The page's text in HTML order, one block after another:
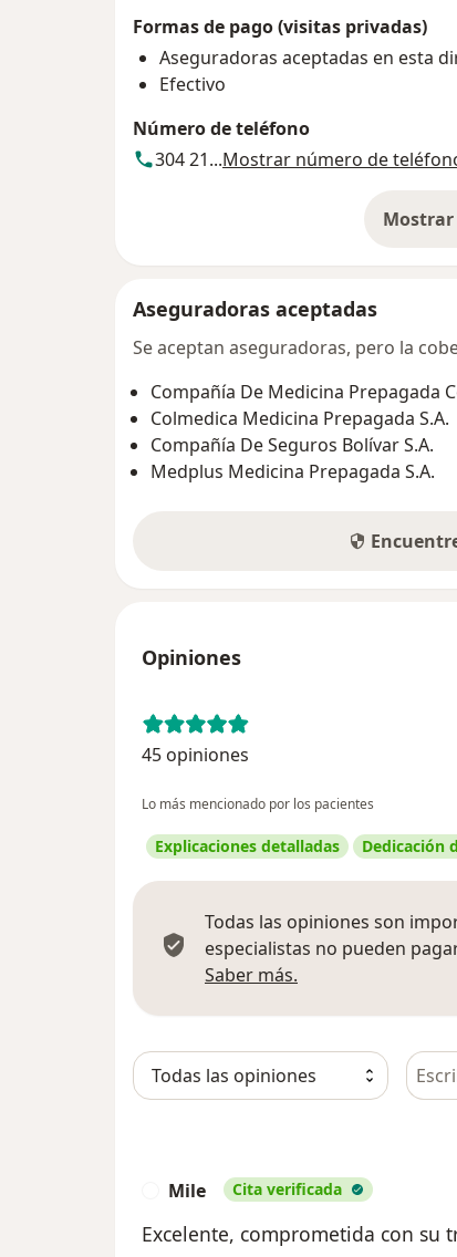
Formas de pago (visitas privadas)
Aseguradoras aceptadas en esta
Efectivo
Número de teléfono
304 21...Mostrar número de
Aseguradoras aceptadas
Se aceptan aseguradoras, pero la
Compañía De Medicina Prepagada
Colmedica Medicina Prepagada S.A.
Compañía De Seguros Bolívar S.A.
Medplus Medicina Prepagada S.A.
Opiniones
45 opiniones
Lo más mencionado por los pacientes
Explicaciones detalladas Dedicación
Todas las opiniones son
especialistas no pueden
Saber más.
Mile Cita verificada
Excelente, comprometida con su